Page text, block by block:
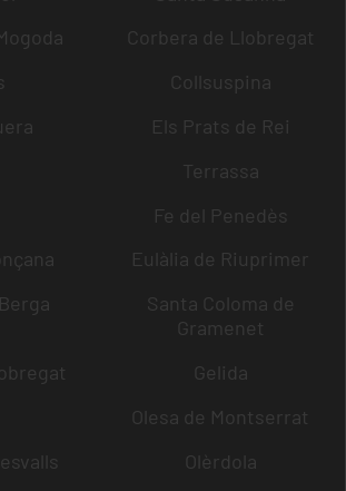
Corbera de Llobregat
Collsuspina
Els Prats de Rei
Terrassa
Fe del Penedès
Eulàlia de Riuprimer
Santa Coloma de
Gramenet
Gelida
Olesa de Montserrat
Olèrdola